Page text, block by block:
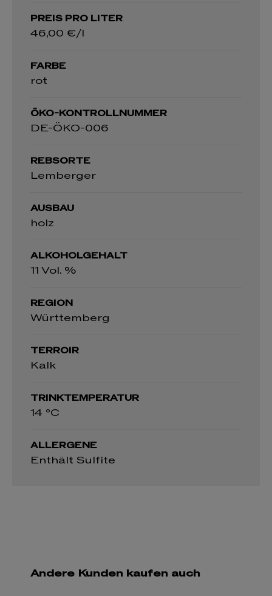
PREIS PRO LITER
46,00 €/l
FARBE
rot
ÖKO-KONTROLLNUMMER
DE-ÖKO-006
REBSORTE
Lemberger
AUSBAU
holz
ALKOHOLGEHALT
11 Vol. %
REGION
Württemberg
TERROIR
Kalk
TRINKTEMPERATUR
14 °C
ALLERGENE
Enthält Sulfite
Andere Kunden kaufen auch